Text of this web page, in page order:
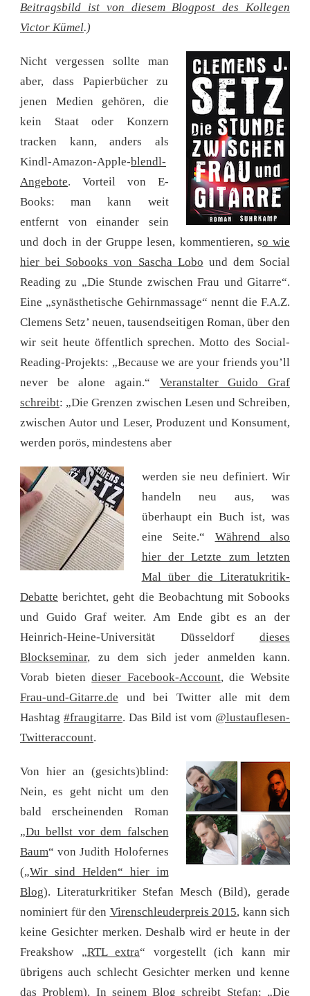
Beitragsbild ist von diesem Blogpost des Kollegen
Victor Kümel.)
Nicht vergessen sollte man
aber, dass Papierbücher zu
jenen Medien gehören, die
kein Staat oder Konzern
tracken kann, anders als
Kindl-Amazon-Apple-blendl-
Angebote. Vorteil von E-
Books: man kann weit
entfernt von einander sein
und doch in der Gruppe lesen, kommentieren, so wie
hier bei Sobooks von Sascha Lobo und dem Social
Reading zu „Die Stunde zwischen Frau und Gitarre“.
Eine „synästhetische Gehirnmassage“ nennt die F.A.Z.
Clemens Setz’ neuen, tausendseitigen Roman, über den
wir seit heute öffentlich sprechen. Motto des Social-
Reading-Projekts: „Because we are your friends you’ll
never be alone again.“ Veranstalter Guido Graf
schreibt: „Die Grenzen zwischen Lesen und Schreiben,
zwischen Autor und Leser, Produzent und Konsument,
werden porös, mindestens aber
werden sie neu definiert. Wir
handeln neu aus, was
überhaupt ein Buch ist, was
eine Seite.“ Während also
hier der Letzte zum letzten
Mal über die Literatukritik-
Debatte berichtet, geht die Beobachtung mit Sobooks
und Guido Graf weiter. Am Ende gibt es an der
Heinrich-Heine-Universität Düsseldorf dieses
Blockseminar, zu dem sich jeder anmelden kann.
Vorab bietendieser Facebook-Account, die Website
Frau-und-Gitarre.de und bei Twitter alle mit dem
Hashtag #fraugitarre. Das Bild ist vom @lustauflesen-
Twitteraccount.
Von hier an (gesichts)blind:
Nein, es geht nicht um den
bald erscheinenden Roman
„Du bellst vor dem falschen
Baum“ von Judith Holofernes
(„Wir sind Helden“ hier im
Blog). Literaturkritiker Stefan Mesch (Bild), gerade
nominiert für den Virenschleuderpreis 2015, kann sich
keine Gesichter merken. Deshalb wird er heute in der
Freakshow „RTL extra“ vorgestellt (ich kann mir
übrigens auch schlecht Gesichter merken und kenne
das Problem). In seinem Blog schreibt Stefan: „Die